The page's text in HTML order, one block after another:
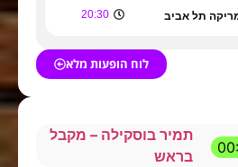
תל אביב 20:30
לוח הופעות מלא
תמיר בוסקילה – מקבל
בראש